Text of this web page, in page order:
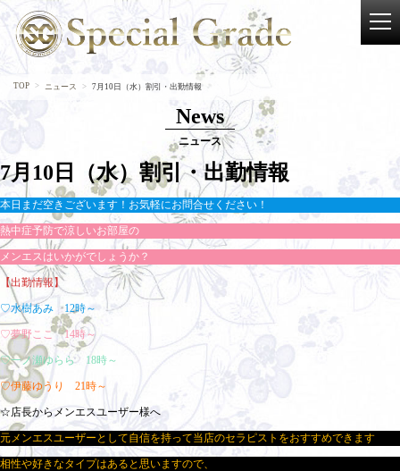
TOP ニュース 7月10日（水）割引・出勤情報
News
ニュース
7月10日（水）割引・出勤情報
本日まだ空きございます！お気軽にお問合せください！
熱中症予防で涼しいお部屋の
メンエスはいかがでしょうか？
【出勤情報】
♡水樹あみ 12時～
♡夢野ここ 14時～
♡一ノ瀬ゆらら 18時～
♡伊藤ゆうり 21時～
☆店長からメンエスユーザー様へ
元メンエスユーザーとして自信を持って当店のセラピストをおすすめできます
相性や好きなタイプはあると思いますので、